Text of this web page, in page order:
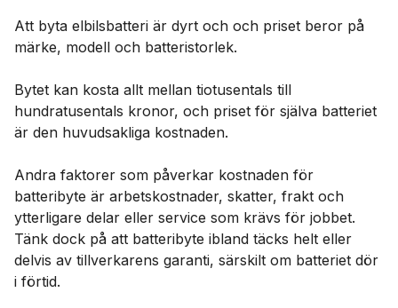
Att byta elbilsbatteri är dyrt och och priset beror på
märke, modell och batteristorlek.
Bytet kan kosta allt mellan tiotusentals till
hundratusentals kronor, och priset för själva batteriet
är den huvudsakliga kostnaden.
Andra faktorer som påverkar kostnaden för
batteribyte är arbetskostnader, skatter, frakt och
ytterligare delar eller service som krävs för jobbet.
Tänk dock på att batteribyte ibland täcks helt eller
delvis av tillverkarens garanti, särskilt om batteriet dör
i förtid.